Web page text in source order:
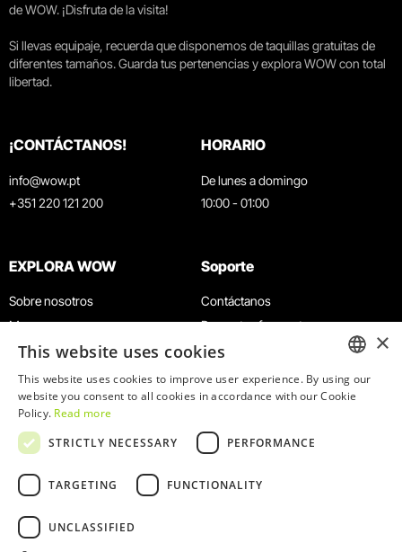
de WOW. ¡Disfruta de la visita!
Si llevas equipaje, recuerda que disponemos de taquillas gratuitas de
diferentes tamaños. Guarda tus pertenencias y explora WOW con total
libertad.
¡CONTÁCTANOS!
info@wow.pt
+351 220 121 200
HORARIO
De lunes a domingo
10:00 - 01:00
EXPLORA WOW
Sobre nosotros
Museos
Agenda
Noticias
Restaurantes
Tarjeta WOW
Grupos y eventos
Servicio educativo
Soporte
Contáctanos
Preguntas frecuentes
Términos y condiciones
Política de privacidad y cookies
Trabaja con nosotros
Libro de reclamaciones
ENGLISH
×
This website uses cookies
This website uses cookies to improve user experience. By using our
website you consent to all cookies in accordance with our Cookie
Policy. Read more
STRICTLY NECESSARY
PERFORMANCE
TARGETING FUNCTIONALITY
UNCLASSIFIED